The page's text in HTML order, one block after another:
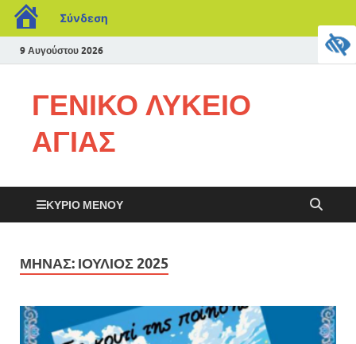
Σύνδεση
9 Αυγούστου 2026
ΓΕΝΙΚΟ ΛΥΚΕΙΟ
ΑΓΙΑΣ
ΚΎΡΙΟ ΜΕΝΟΎ
ΜΉΝΑΣ: ΙΟΎΛΙΟΣ 2025